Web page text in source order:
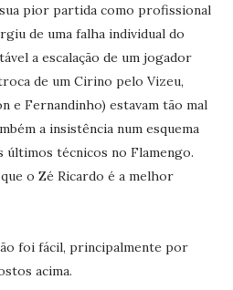
pior partida como profissional
de uma falha individual do
a escalação de um jogador
de um Cirino pelo Vizeu,
e Fernandinho) estavam tão mal
a insistência num esquema
últimos técnicos no Flamengo.
o Zé Ricardo é a melhor
foi fácil, principalmente por
acima.